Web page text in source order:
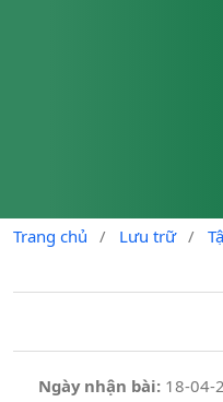
Trang chủ / Lưu trữ /
Ngày nhận bài: 18-04-